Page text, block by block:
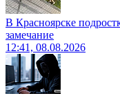
В Красноярске
замечание
12:41, 08.08.2026